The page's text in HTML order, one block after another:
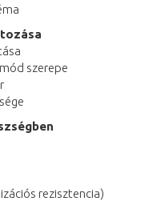
szerepe
rezisztencia)